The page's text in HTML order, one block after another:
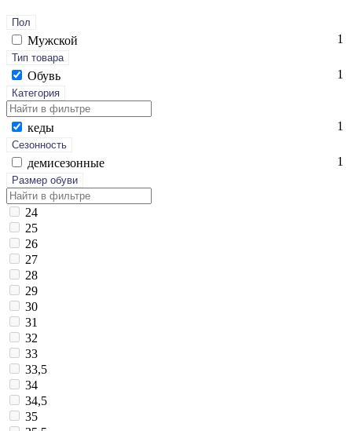
Пол
Мужской 1
Тип товара
Обувь 1
Категория
ке­ды 1
Сезонность
де­мисе­зон­ные 1
Размер обуви
24
25
26
27
28
29
30
31
32
33
33,5
34
34,5
35